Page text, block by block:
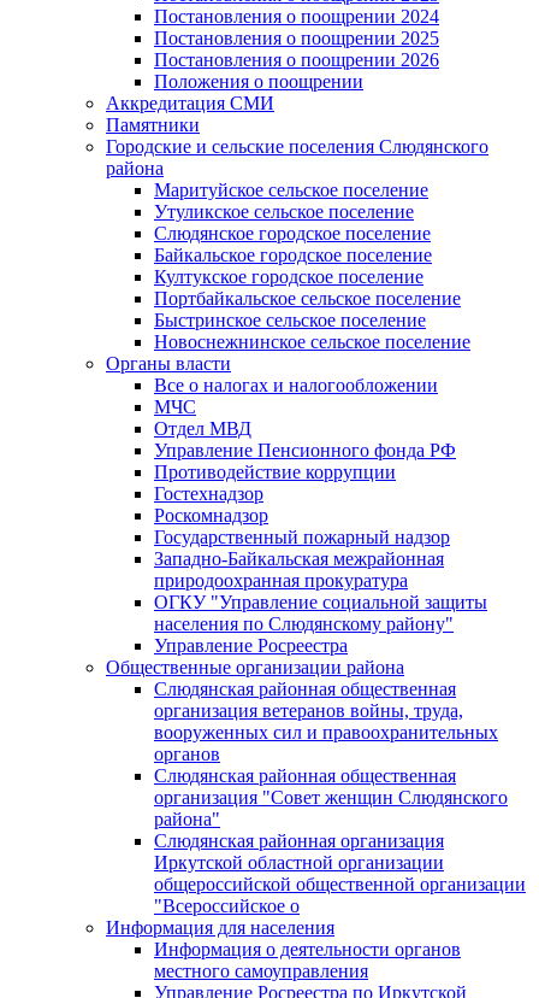
Постановления о поощрении 2024
Постановления о поощрении 2025
Постановления о поощрении 2026
Положения о поощрении
Аккредитация СМИ
Памятники
Городские и сельские поселения Слюдянского
района
Маритуйское сельское поселение
Утуликское сельское поселение
Слюдянское городское поселение
Байкальское городское поселение
Култукское городское поселение
Портбайкальское сельское поселение
Быстринское сельское поселение
Новоснежнинское сельское поселение
Органы власти
Все о налогах и налогообложении
МЧС
Отдел МВД
Управление Пенсионного фонда РФ
Противодействие коррупции
Гостехнадзор
Роскомнадзор
Государственный пожарный надзор
Западно-Байкальская межрайонная
природоохранная прокуратура
ОГКУ "Управление социальной защиты
населения по Слюдянскому району"
Управление Росреестра
Общественные организации района
Слюдянская районная общественная
организация ветеранов войны, труда,
вооруженных сил и правоохранительных
органов
Слюдянская районная общественная
организация "Совет женщин Слюдянского
района"
Слюдянская районная организация
Иркутской областной организации
общероссийской общественной организации
"Всероссийское о
Информация для населения
Информация о деятельности органов
местного самоуправления
Управление Росреестра по Иркутской